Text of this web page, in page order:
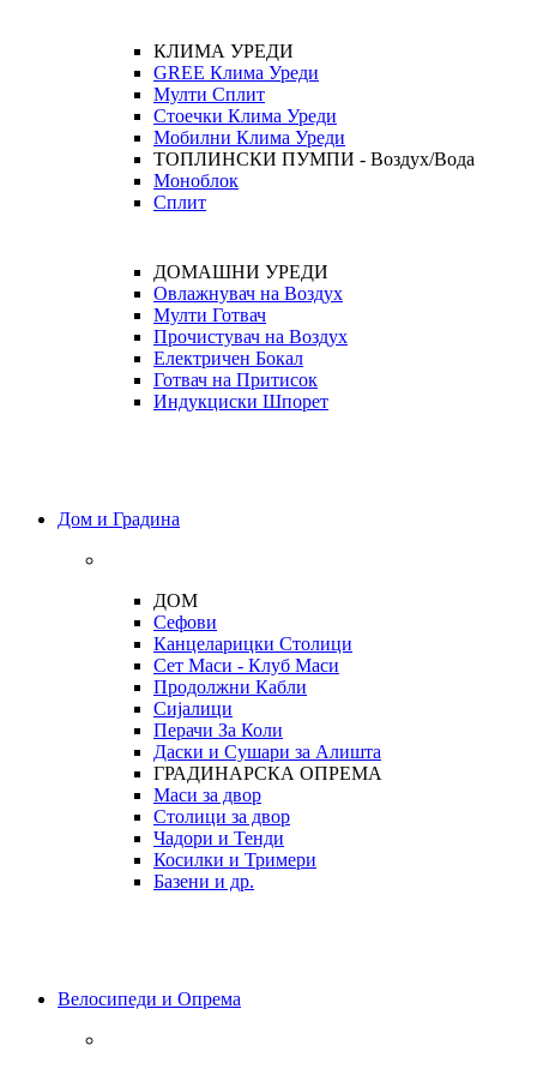
КЛИМА УРЕДИ
GREE Клима Уреди
Мулти Сплит
Стоечки Клима Уреди
Мобилни Клима Уреди
ТОПЛИНСКИ ПУМПИ - Воздух/Вода
Моноблок
Сплит
ДОМАШНИ УРЕДИ
Овлажнувач на Воздух
Мулти Готвач
Прочистувач на Воздух
Електричен Бокал
Готвач на Притисок
Индукциски Шпорет
Дом и Градина
ДОМ
Сефови
Канцеларицки Столици
Сет Маси - Клуб Маси
Продолжни Кабли
Сијалици
Перачи За Коли
Даски и Сушари за Алишта
ГРАДИНАРСКА ОПРЕМА
Маси за двор
Столици за двор
Чадори и Тенди
Косилки и Тримери
Базени и др.
Велосипеди и Опрема